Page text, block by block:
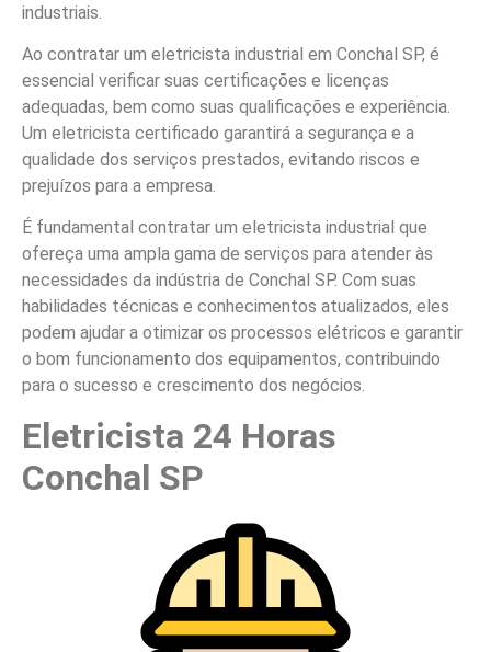
industriais.
Ao contratar um eletricista industrial em Conchal SP, é
essencial verificar suas certificações e licenças
adequadas, bem como suas qualificações e experiência.
Um eletricista certificado garantirá a segurança e a
qualidade dos serviços prestados, evitando riscos e
prejuízos para a empresa.
É fundamental contratar um eletricista industrial que
ofereça uma ampla gama de serviços para atender às
necessidades da indústria de Conchal SP. Com suas
habilidades técnicas e conhecimentos atualizados, eles
podem ajudar a otimizar os processos elétricos e garantir
o bom funcionamento dos equipamentos, contribuindo
para o sucesso e crescimento dos negócios.
Eletricista 24 Horas
Conchal SP